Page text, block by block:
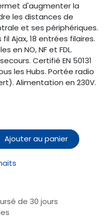
d'augmenter la
les distances de
et ses périphériques.
Ajax, 18 entrées filaires.
en NO, NF et FDL.
Certifié EN 50131
les Hubs. Portée radio
Alimentation en 230V.
Ajouter au panier
de 30 jours